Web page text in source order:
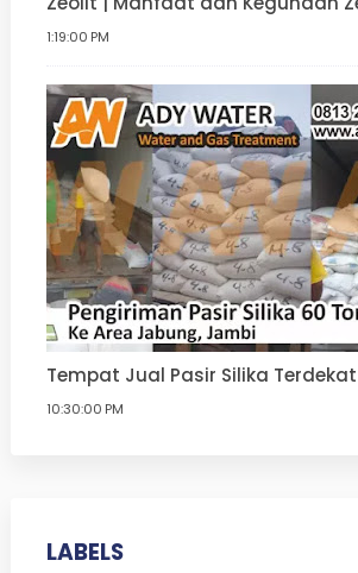
Filter Air, Agrikultur, Hortikultur,
1:19:00 PM
Tempat Jual Pasir Silika
10:30:00 PM
LABELS